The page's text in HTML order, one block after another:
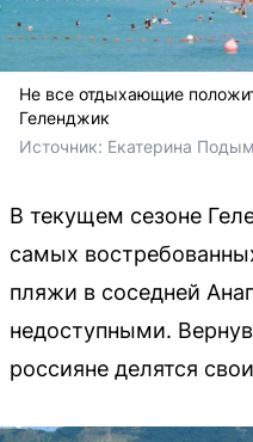
Не все отдыхающие
Геленджик
Источник: Екатерина
В текущем сезоне
самых
пляжи в соседней
недоступными.
россияне делятся